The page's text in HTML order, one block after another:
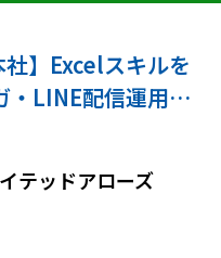
社】Excelスキルを
・LINE配信運用）
テッドアローズ